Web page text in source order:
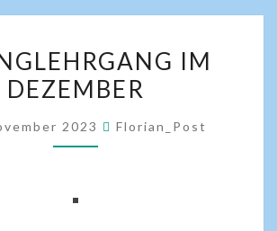
IM
DEZEMBER
2023 Florian_Post